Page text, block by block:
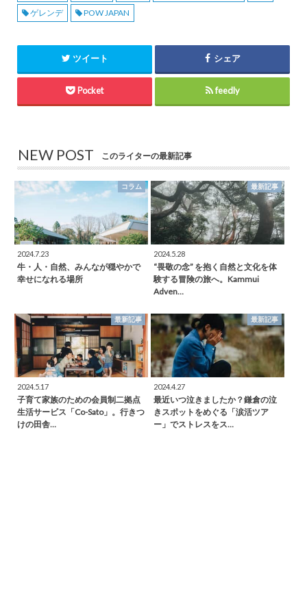
ゲレンデ POW JAPAN
ツイート シェア
Pocket feedly
NEW POST このライターの最新記事
コラム
2024.7.23
牛・人・自然、みんなが穏やかで
幸せになれる場所
最新記事
2024.5.28
“畏敬の念” を抱く自然と文化を体
験する冒険の旅へ。Kammui
Adven…
最新記事
2024.5.17
子育て家族のための会員制二拠点
生活サービス「Co-Sato」。行きつ
けの田舎…
最新記事
2024.4.27
最近いつ泣きましたか？鎌倉の泣
きスポットをめぐる「涙活ツア
ー」でストレスをス…